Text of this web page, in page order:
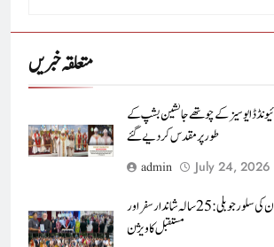
متعلقہ خبریں
ڈایوسیز کے چوتھے جانشین بشپ کے
طور پر مقدس کر دیے گئے
admin July 24, 2026
وکٹری چرچز آف پاکستان کی سلور جوبلی : 25 سالہ شاندار سفر اور
مستقبل کا ویژن